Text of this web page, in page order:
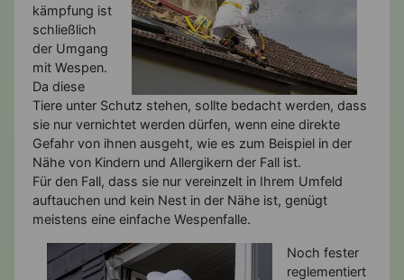
kämpfung ist
schließlich
der Umgang
mit Wespen.
Da diese
Tiere unter Schutz stehen, sollte bedacht werden, dass
sie nur vernichtet werden dürfen, wenn eine direkte
Gefahr von ihnen ausgeht, wie es zum Beispiel in der
Nähe von Kindern und Allergikern der Fall ist.
Für den Fall, dass sie nur vereinzelt in Ihrem Umfeld
auftauchen und kein Nest in der Nähe ist, genügt
meistens eine einfache Wespenfalle.
Noch fester
reglementiert